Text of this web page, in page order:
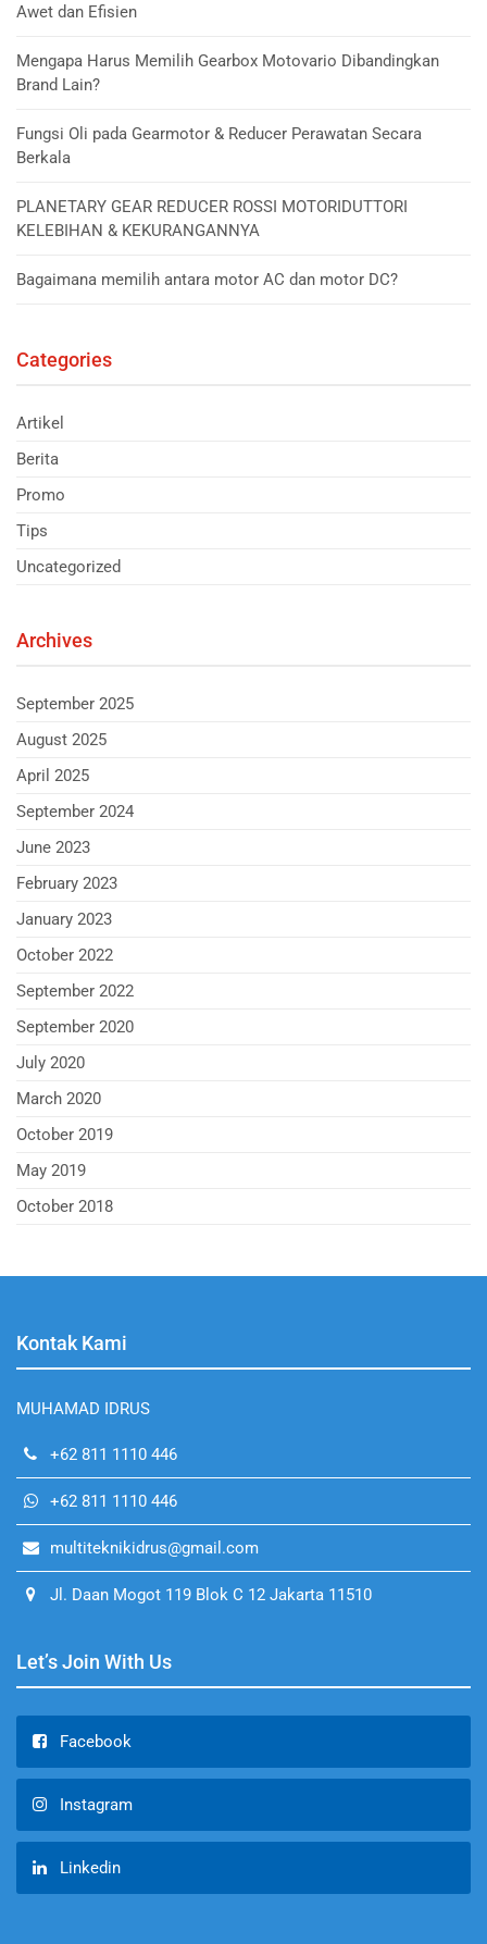
Awet dan Efisien
Mengapa Harus Memilih Gearbox Motovario Dibandingkan
Brand Lain?
Fungsi Oli pada Gearmotor & Reducer Perawatan Secara
Berkala
PLANETARY GEAR REDUCER ROSSI MOTORIDUTTORI
KELEBIHAN & KEKURANGANNYA
Bagaimana memilih antara motor AC dan motor DC?
Categories
Artikel
Berita
Promo
Tips
Uncategorized
Archives
September 2025
August 2025
April 2025
September 2024
June 2023
February 2023
January 2023
October 2022
September 2022
September 2020
July 2020
March 2020
October 2019
May 2019
October 2018
Kontak Kami
MUHAMAD IDRUS
+62 811 1110 446
+62 811 1110 446
multiteknikidrus@gmail.com
Jl. Daan Mogot 119 Blok C 12 Jakarta 11510
Let’s Join With Us
Facebook
Instagram
Linkedin